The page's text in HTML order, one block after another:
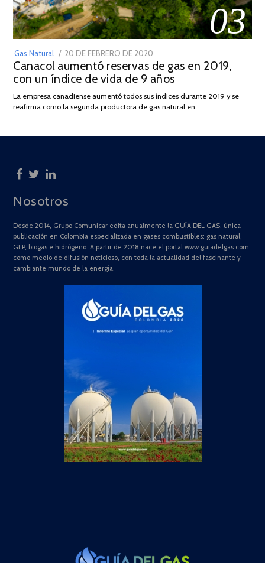
03
Gas Natural
POSTED
ON
20 DE FEBRERO DE 2020
DE
JULIO
2025
Canacol aumentó reservas de gas en 2019,
con un índice de vida de 9 años
La empresa canadiense aumentó todos sus índices durante 2019 y se
reafirma como la segunda productora de gas natural en …
Nosotros
Desde 2014, Grupo Comunicar edita anualmente la GUÍA DEL GAS, única
publicación en Colombia especializada en gases combustibles: gas natural,
GLP, biogás e hidrógeno. A partir de 2018 nace el portal www.guiadelgas.com
como medio de difusión noticioso, con toda la actualidad del fascinante y
cambiante mundo de la energía.